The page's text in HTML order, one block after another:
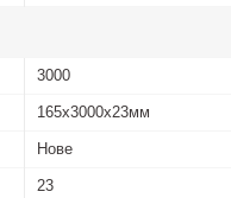
3000
165х3000х23мм
Нове
23